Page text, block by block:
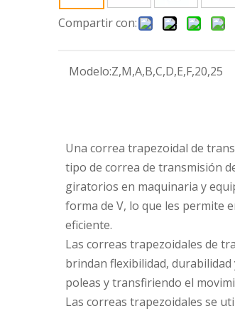
Compartir con:
Modelo:Z,M,A,B,C,D,E,F,20,25
Una correa trapezoidal de
tipo de correa de transmisión
giratorios en maquinaria y
forma de V, lo que les permite
eficiente.
Las correas trapezoidales de
brindan flexibilidad,
poleas y transfiriendo el
Las correas trapezoidales se